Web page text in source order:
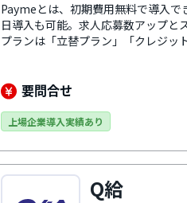
Paymeとは、初期費用無料で導入
日導入も可能。求人応募数アップと
プランは「立替プラン」「クレジッ
銀行口座を使用する「デポジット
可能です。多くの勤怠管理システ
運用工数を削減。利用開始から利用
制で導入をサポートします。
要問合せ
上場企業導入実績あり
Q給